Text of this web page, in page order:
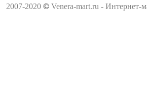
2007-2020 © Venera-mart.ru - Интернет-